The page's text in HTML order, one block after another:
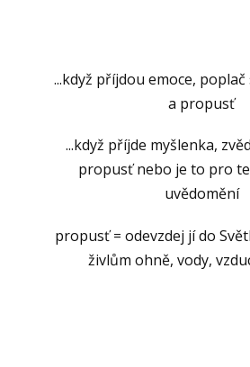
...když příjdou emoce, poplač
a propusť
...když příjde myšlenka,
propusť nebo je to pro
uvědomění
propusť = odevzdej jí do
živlům ohně, vody,